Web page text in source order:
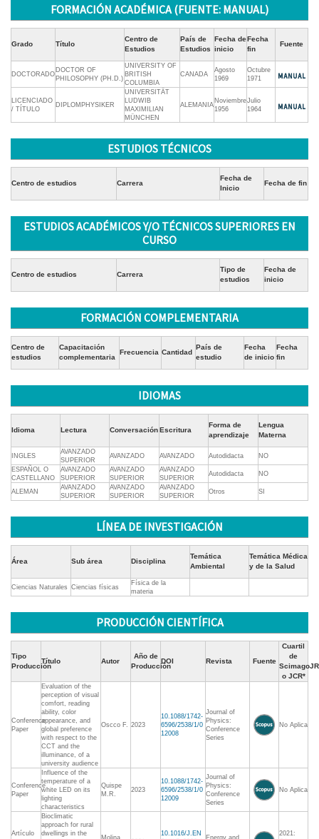
FORMACIÓN ACADÉMICA (FUENTE: MANUAL)
Grado Título
Centro de
Estudios
País de
Estudios
Fecha de
inicio
Fecha
fin
Fuente
DOCTORADO
DOCTOR OF
PHILOSOPHY (PH.D.)
UNIVERSITY OF
BRITISH
COLUMBIA
CANADA
Agosto
1969
Octubre
1971
LICENCIADO
/ TÍTULO
DIPLOMPHYSIKER
UNIVERSITÄT
LUDWIB
MAXIMILIAN
MÜNCHEN
ALEMANIA
Noviembre
1956
Julio
1964
ESTUDIOS TÉCNICOS
Centro de estudios Carrera
Fecha de
Inicio
Fecha de fin
ESTUDIOS ACADÉMICOS Y/O TÉCNICOS SUPERIORES EN
CURSO
Centro de estudios Carrera
Tipo de
estudios
Fecha de
inicio
FORMACIÓN COMPLEMENTARIA
Centro de
estudios
Capacitación
complementaria
Frecuencia Cantidad
País de
estudio
Fecha
de inicio
Fecha
fin
IDIOMAS
Idioma Lectura ConversaciónEscritura
Forma de
aprendizaje
Lengua
Materna
INGLES
AVANZADO
SUPERIOR
AVANZADO AVANZADO Autodidacta
NO
ESPAÑOL O
CASTELLANO
AVANZADO
SUPERIOR
AVANZADO
SUPERIOR
AVANZADO
SUPERIOR
Autodidacta NO
ALEMAN
AVANZADO
SUPERIOR
AVANZADO
SUPERIOR
AVANZADO
SUPERIOR
Otros SI
LÍNEA DE INVESTIGACIÓN
Área Sub área Disciplina
Temática
Ambiental
Temática Médica
y de la Salud
Ciencias Naturales Ciencias físicas
Física de la
materia
PRODUCCIÓN CIENTÍFICA
Tipo
Producción
Título Autor
Año de
Producción
DOI Revista Fuente
Cuartil
de
ScimagoJR
o JCR*
Conference
Paper
Evaluation of the
perception of visual
comfort, reading
ability, color
appearance, and
global preference
with respect to the
CCT and the
illuminance, of a
university audience
Oscco F. 2023
10.1088/1742-
6596/2538/1/0
12008
Journal of
Physics:
Conference
Series
No Aplica
Conference
Paper
Influence of the
temperature of a
white LED on its
lighting
characteristics
Quispe
M.R.
2023
10.1088/1742-
6596/2538/1/0
12009
Journal of
Physics:
Conference
Series
No Aplica
Artículo
Bioclimatic
approach for rural
dwellings in the
Molina
10.1016/J.EN
Energy and
2021: